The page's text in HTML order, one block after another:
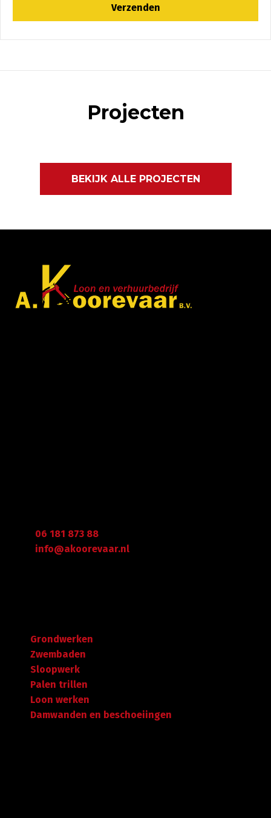
Projecten
BEKIJK ALLE PROJECTEN
06 181 873 88
info@akoorevaar.nl
Grondwerken
Zwembaden
Sloopwerk
Palen trillen
Loon werken
Damwanden en beschoeiingen